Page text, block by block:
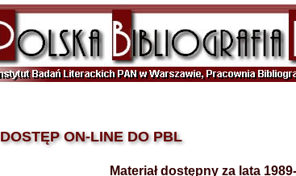
DOSTĘP ON-LINE DO PBL
Materiał dostępny za lata